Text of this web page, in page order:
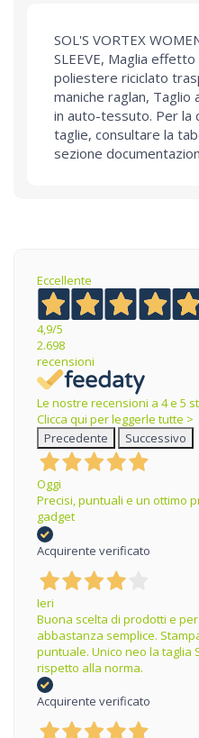
SOL'S VORTEX
SLEEVE, Maglia
poliestere riciclato
maniche raglan,
in auto-tessuto. Per la
taglie, consultare la
sezione
Eccellente
4,9/5
2.698
recensioni
Le nostre recensioni a 4 e 5
Clicca qui per leggerle tutte >
Precedente
Successivo
Oggi
Precisi, puntuali e un ottimo
gadget
Acquirente verificato
Ieri
Buona scelta di prodotti e
abbastanza semplice.
puntuale. Unico neo la taglia
rispetto alla norma.
Acquirente verificato